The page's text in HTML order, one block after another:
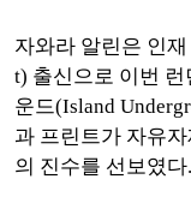
자와라 알린은 인
t) 출신으로 이번 런
운드(Island
과 프린트가 자유
의 진수를 선보였다.